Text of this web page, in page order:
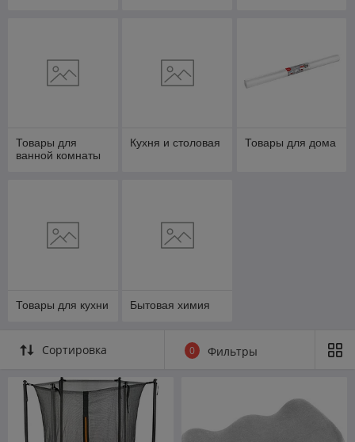
Товары для
ванной комнаты
Кухня и столовая Товары для дома
Товары для кухни Бытовая химия
Сортировка 0 Фильтры